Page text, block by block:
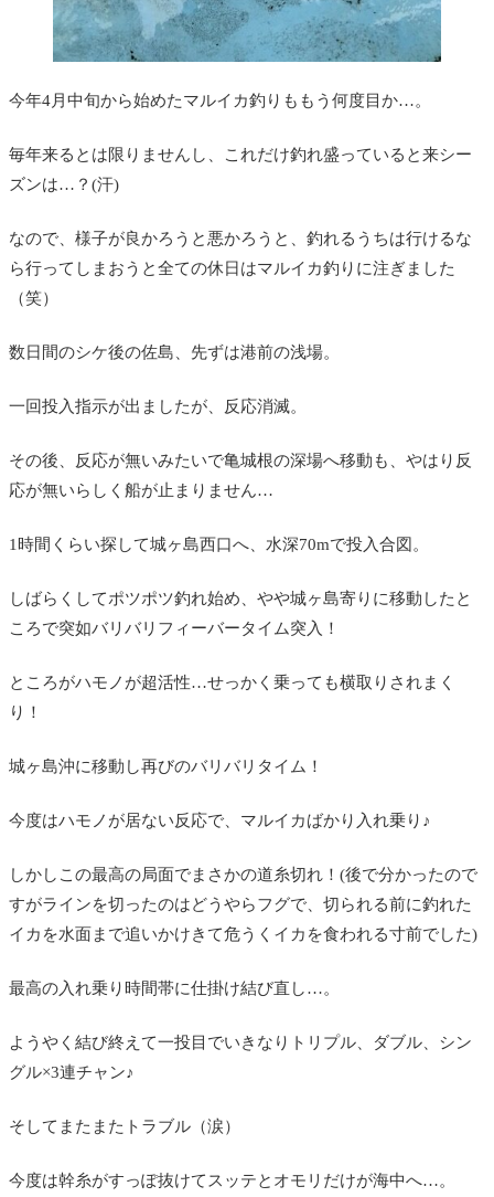
今年4月中旬から始めたマルイカ釣りももう何度目か…。
毎年来るとは限りませんし、これだけ釣れ盛っていると来シー
ズンは…？(汗)
なので、様子が良かろうと悪かろうと、釣れるうちは行けるな
ら行ってしまおうと全ての休日はマルイカ釣りに注ぎました
（笑）
数日間のシケ後の佐島、先ずは港前の浅場。
一回投入指示が出ましたが、反応消滅。
その後、反応が無いみたいで亀城根の深場へ移動も、やはり反
応が無いらしく船が止まりません…
1時間くらい探して城ヶ島西口へ、水深70mで投入合図。
しばらくしてポツポツ釣れ始め、やや城ヶ島寄りに移動したと
ころで突如バリバリフィーバータイム突入！
ところがハモノが超活性…せっかく乗っても横取りされまく
り！
城ヶ島沖に移動し再びのバリバリタイム！
今度はハモノが居ない反応で、マルイカばかり入れ乗り♪
しかしこの最高の局面でまさかの道糸切れ！(後で分かったので
すがラインを切ったのはどうやらフグで、切られる前に釣れた
イカを水面まで追いかけきて危うくイカを食われる寸前でした)
最高の入れ乗り時間帯に仕掛け結び直し…。
ようやく結び終えて一投目でいきなりトリプル、ダブル、シン
グル×3連チャン♪
そしてまたまたトラブル（涙）
今度は幹糸がすっぽ抜けてスッテとオモリだけが海中へ…。